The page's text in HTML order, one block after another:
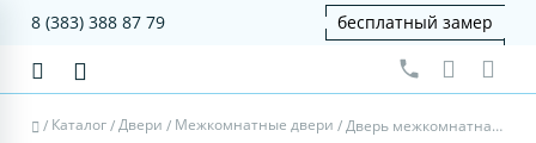
8 (383) 388 87 79 бесплатный замер
/ Каталог/Двери / Межкомнатные двери / Дверь межкомнатная Парма 420.221 - дуб беленый, мателюкс